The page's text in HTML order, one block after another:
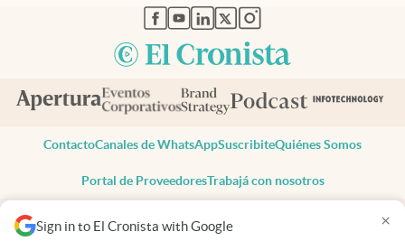
Sign in to El Cronista with Google ×
abre en nueva pestaña
abre en nueva pestaña
abre en nueva pestaña
abre en nueva pestaña
abre en nueva pestaña
ContactoCanales de WhatsAppSuscribiteQuiénes Somos
Portal de ProveedoresTrabajá con nosotros
Todos los derechos reservados